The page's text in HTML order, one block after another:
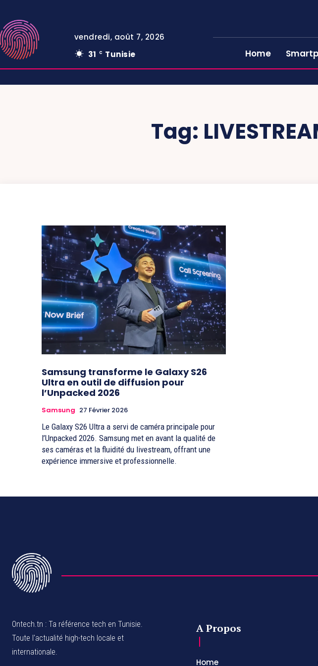
vendredi, août 7, 2026
31
C Tunisie Home
Tag:
Samsung transforme le Galaxy S26
Ultra en outil de diffusion pour
l’Unpacked 2026
Samsung 27 Février 2026
Le Galaxy S26 Ultra a servi de caméra principale pour
l’Unpacked 2026. Samsung met en avant la qualité de
ses caméras et la fluidité du livestream, offrant une
expérience immersive et professionnelle.
Ontech.tn : Ta référence tech en Tunisie.
Toute l'actualité high-tech locale et
internationale.
A Propos
Home